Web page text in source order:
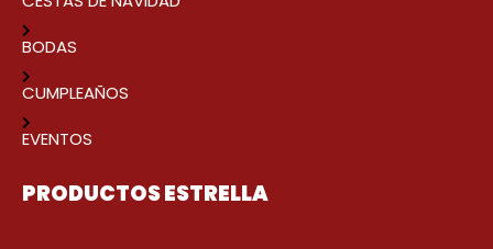
BODAS
CUMPLEAÑOS
EVENTOS
PRODUCTOS ESTRELLA